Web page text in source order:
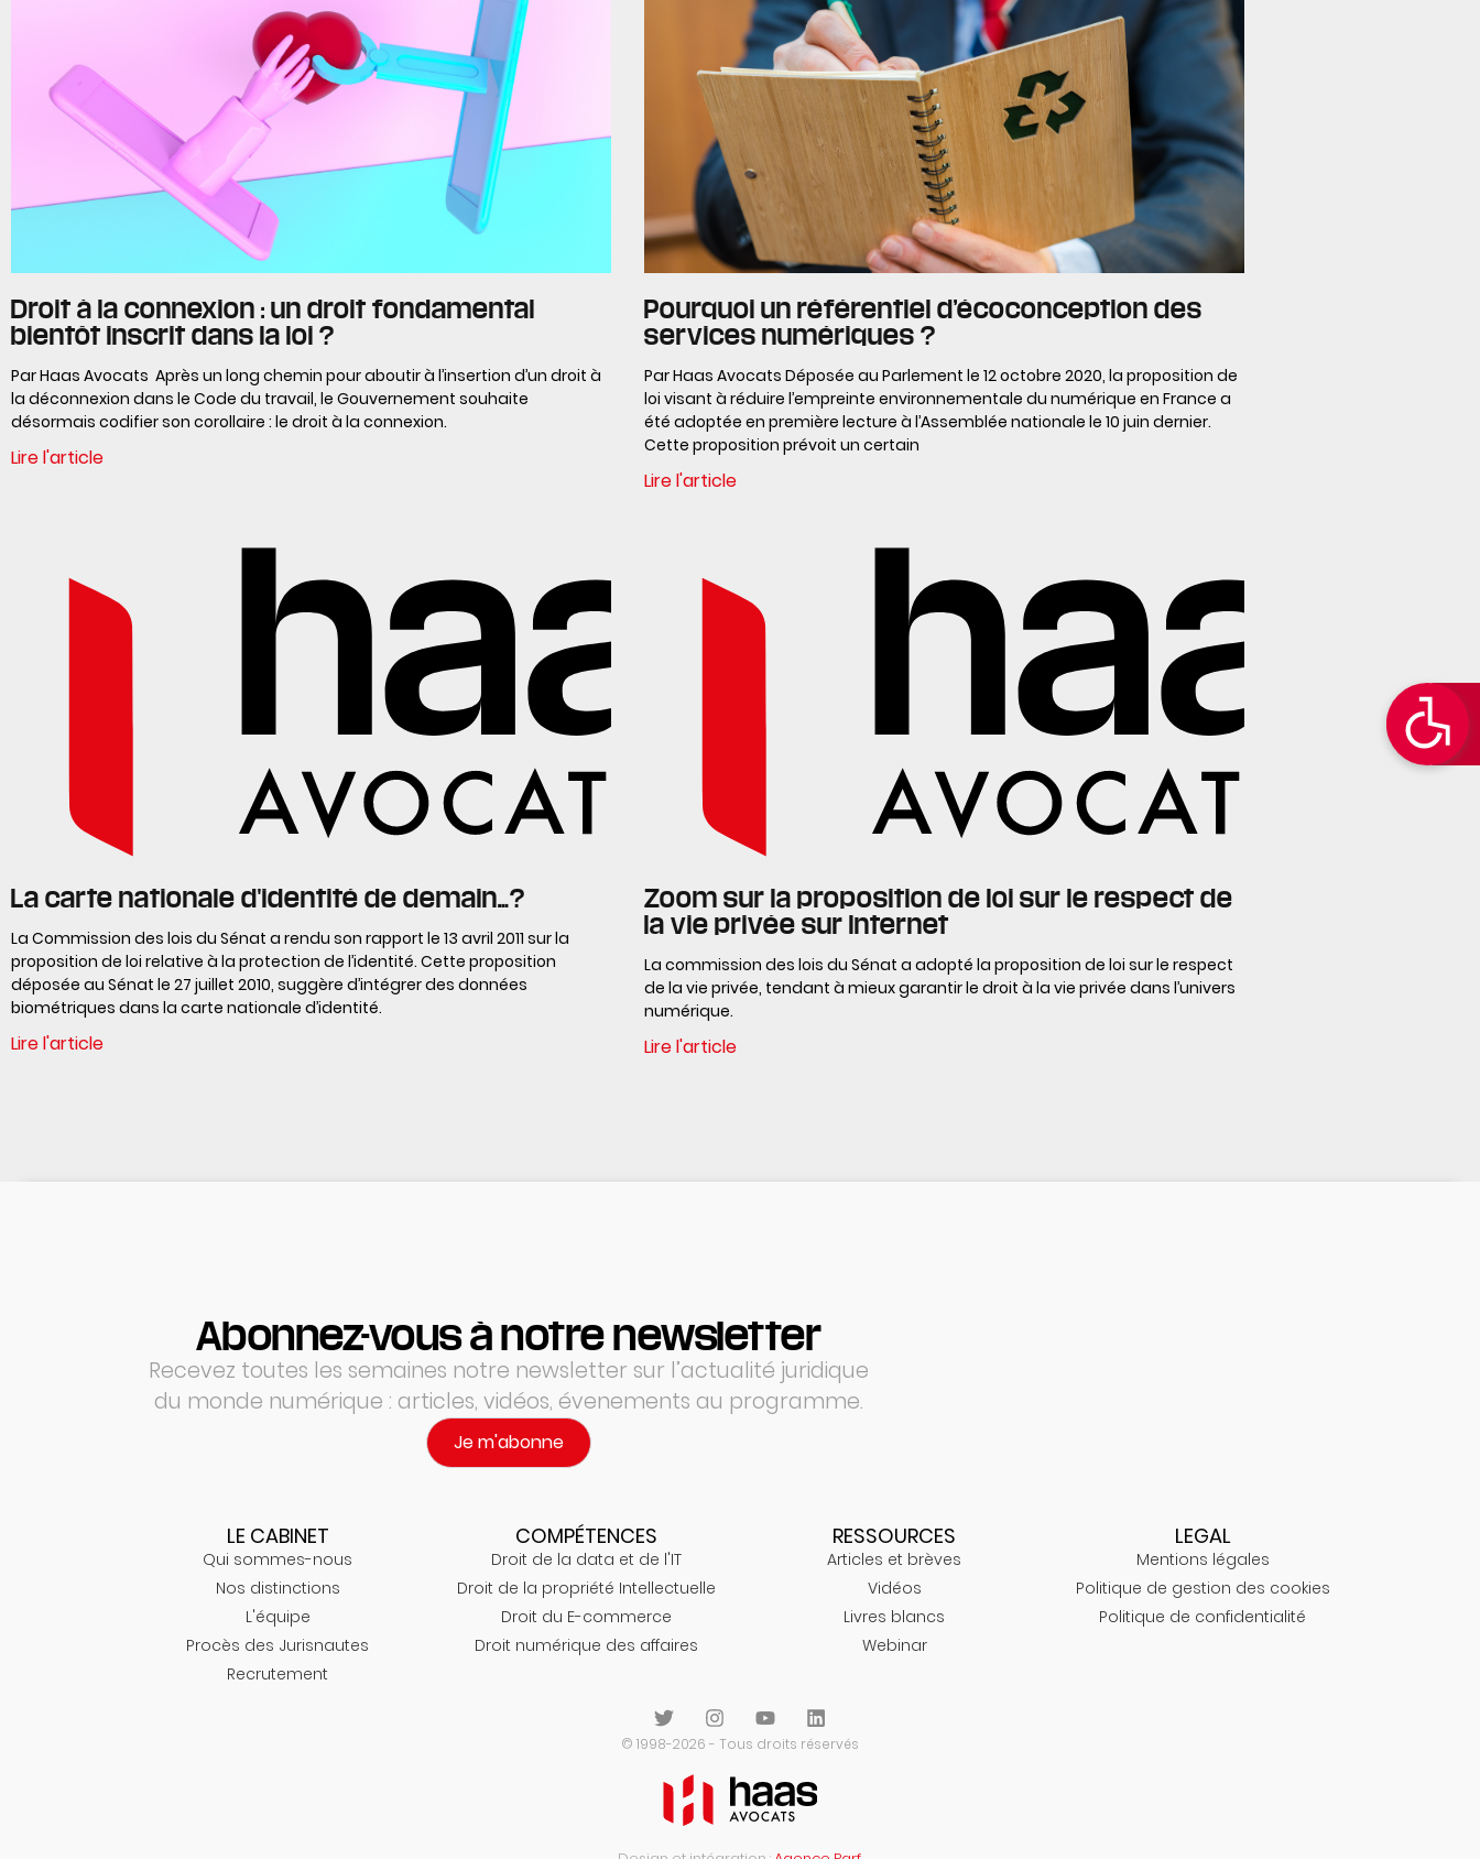
Droit à la connexion : un droit fondamental
bientôt inscrit dans la loi ?
Par Haas Avocats Après un long chemin pour aboutir à l’insertion d’un droit à
la déconnexion dans le Code du travail, le Gouvernement souhaite
désormais codifier son corollaire : le droit à la connexion.
Lire l'article
Pourquoi un référentiel d’écoconception des
services numériques ?
Par Haas Avocats Déposée au Parlement le 12 octobre 2020, la proposition de
loi visant à réduire l’empreinte environnementale du numérique en France a
été adoptée en première lecture à l’Assemblée nationale le 10 juin dernier.
Cette proposition prévoit un certain
Lire l'article
La carte nationale d'identité de demain…?
La Commission des lois du Sénat a rendu son rapport le 13 avril 2011 sur la
proposition de loi relative à la protection de l’identité. Cette proposition
déposée au Sénat le 27 juillet 2010, suggère d’intégrer des données
biométriques dans la carte nationale d’identité.
Lire l'article
Zoom sur la proposition de loi sur le respect de
la vie privée sur Internet
La commission des lois du Sénat a adopté la proposition de loi sur le respect
de la vie privée, tendant à mieux garantir le droit à la vie privée dans l’univers
numérique.
Lire l'article
Abonnez-vous à notre newsletter
Recevez toutes les semaines notre newsletter sur l’actualité juridique
du monde numérique : articles, vidéos, évenements au programme.
Je m'abonne
LE CABINET
Qui sommes-nous
Nos distinctions
L'équipe
Procès des Jurisnautes
Recrutement
COMPÉTENCES
Droit de la data et de l'IT
Droit de la propriété Intellectuelle
Droit du E-commerce
Droit numérique des affaires
RESSOURCES
Articles et brèves
Vidéos
Livres blancs
Webinar
LEGAL
Mentions légales
Politique de gestion des cookies
Politique de confidentialité
© 1998-2026 - Tous droits réservés